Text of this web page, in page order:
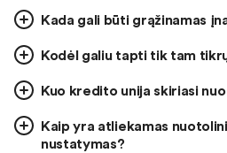
Kada gali būti grąžinamas
Kodėl galiu tapti tik tam
Kuo kredito unija skiriasi
Kaip yra atliekamas
nustatymas?